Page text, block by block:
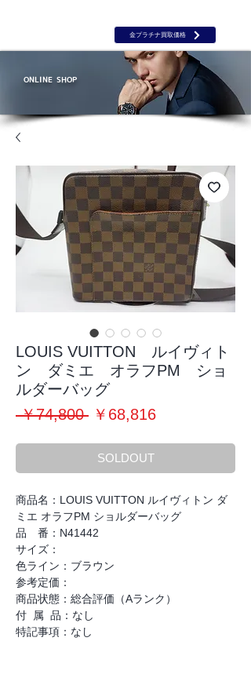
金プラチナ買取価格
ONLINE SHOP
LOUIS VUITTON ルイヴィト
ン ダミエ オラフPM ショ
ルダーバッグ
￥74,800 通
価
格
￥68,816セ
価
格
SOLDOUT
商品名：LOUIS VUITTON ルイヴィトン ダ
ミエ オラフPM ショルダーバッグ
品 番：N41442
サイズ：
色ライン：ブラウン
参考定価：
商品状態：総合評価（Aランク）
付 属 品：なし
特記事項：なし